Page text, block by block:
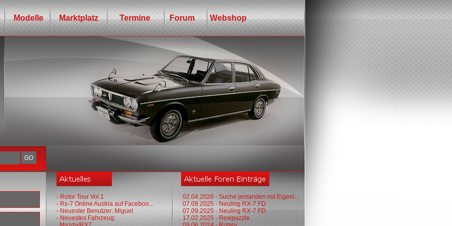
Modelle Marktplatz Termine Forum Webshop
- Rotor Tour Vol.1
- Rx-7 Online Austria auf Faceboo...
- Neuester Benutzer: Miguel
- Neuestes Fahrzeug:
02.04.2026 - Suche jemanden mit Eigeni...
07.09.2025 - Neuling RX-7 FD
07.09.2025 - Neuling RX-7 FD
17.02.2025 - Rexipuzzle